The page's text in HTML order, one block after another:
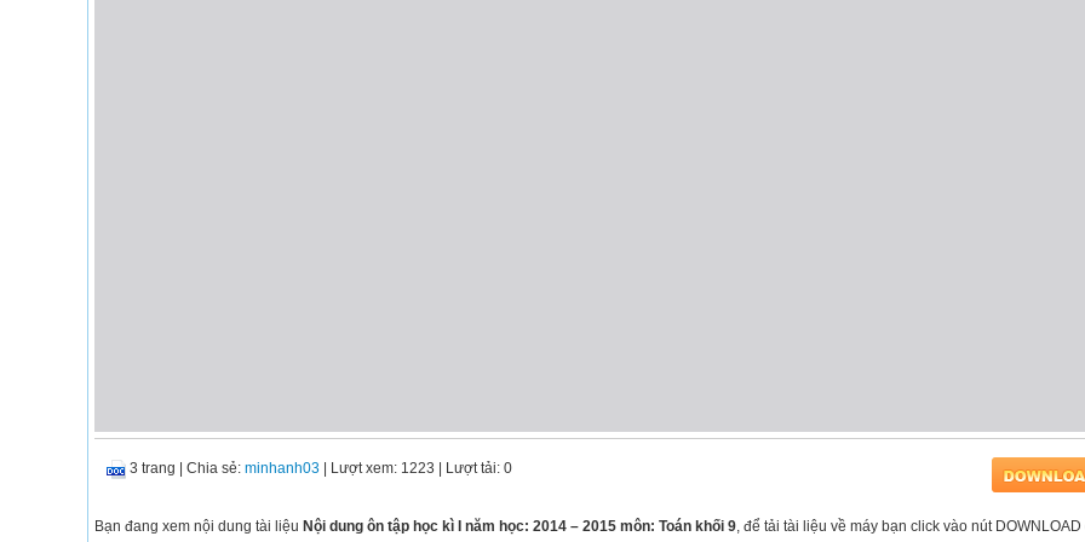
3 trang Chia sẻ: minhanh03 | Lượt xem: 1223 | Lượt tải: 0
Bạn đang xem nội dung tài liệu Nội dung ôn tập học kì I năm học: 2014 – 2015 môn: Toán khối 9, để tải tài liệu về máy bạn click vào nút DOWNLOAD